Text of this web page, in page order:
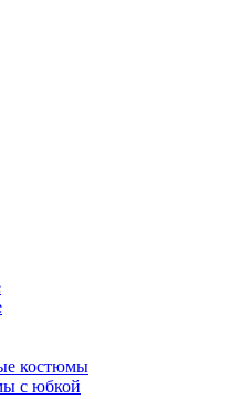
костюмы
с юбкой